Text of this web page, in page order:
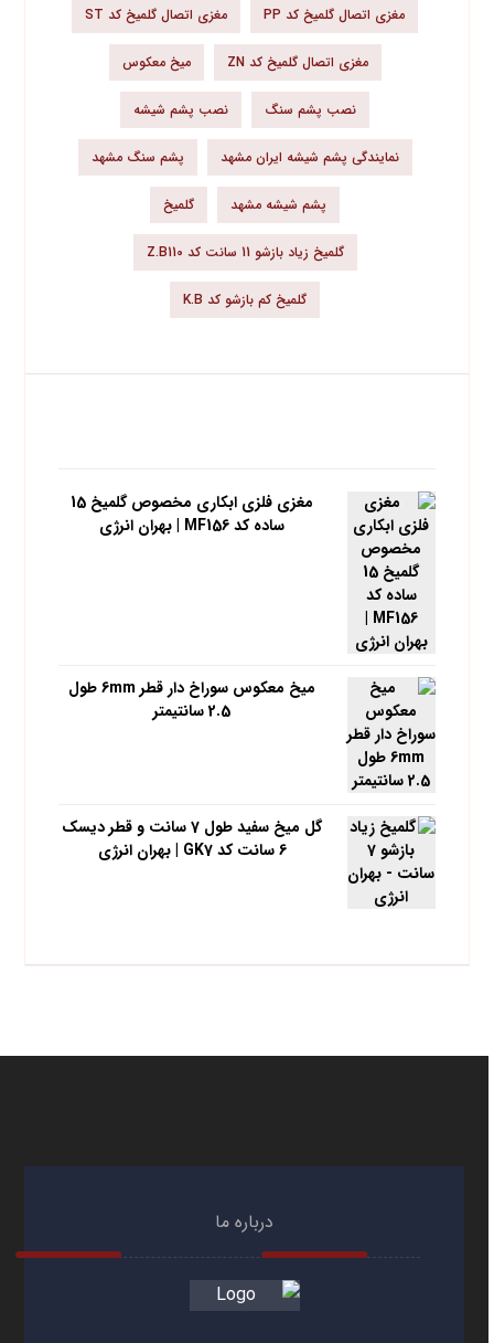
مغزی اتصال گلمیخ کد PP مغزی اتصال گلمیخ کد ST
مغزی اتصال گلمیخ کد ZN میخ معکوس
نصب پشم سنگ نصب پشم شیشه
نمایندگی پشم شیشه ایران مشهد پشم سنگ مشهد
پشم شیشه مشهد گلمیخ
گلمیخ زیاد بازشو 11 سانت کد Z.B110
گلمیخ کم بازشو کد K.B
مغزي فلزي ابکاري مخصوص گلمیخ 15
ساده کد MF156 | بهران انرژی
میخ معکوس سوراخ دار قطر 6mm طول
2.5 سانتیمتر
گل میخ سفید طول 7 سانت و قطر دیسک
6 سانت کد GK7 | بهران انرژی
درباره ما